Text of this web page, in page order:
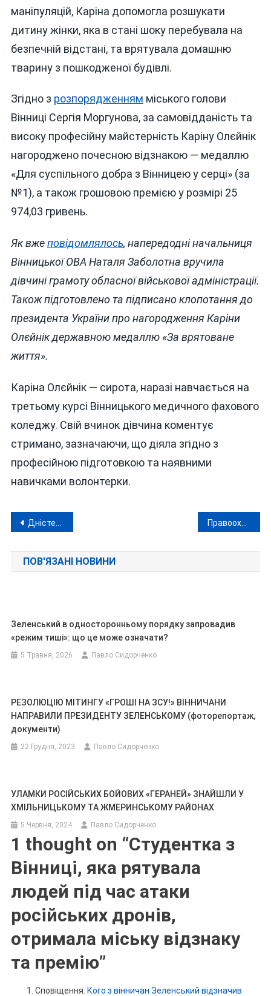
маніпуляцій, Каріна допомогла розшукати
дитину жінки, яка в стані шоку перебувала на
безпечній відстані, та врятувала домашню
тварину з пошкодженої будівлі.
Згідно з розпорядженням міського голови
Вінниці Сергія Моргунова, за самовідданість та
високу професійну майстерність Каріну Олєйнік
нагороджено почесною відзнакою — медаллю
«Для суспільного добра з Вінницею у серці» (за
№1), а також грошовою премією у розмірі 25
974,03 гривень.
Як вжеповідомлялось, напередодні начальниця
Вінницької ОВА Наталя Заболотна вручила
дівчині грамоту обласної військової адміністрації.
Також підготовлено та підписано клопотання до
президента України про нагородження Каріни
Олєйнік державною медаллю «За врятоване
життя».
Каріна Олєйнік — сирота, наразі навчається на
третьому курсі Вінницького медичного фахового
коледжу. Свій вчинок дівчина коментує
стримано, зазначаючи, що діяла згідно з
професійною підготовкою та наявними
навичками волонтерки.
Навігація
записів
Дністер очищується після атак рашистів: екологи на Вінниччині не виявили перевищення нафтопродуктів у воді Правоохоронці під час обшуків у «гнізді» вічно «юного орла» Поплавського шукали 760 мільйонів
ПОВ'ЯЗАНІ НОВИНИ
Зеленський в односторонньому порядку запровадив
«режим тиші»: що це може означати?
5 Травня, 2026 Павло Сидорченко
РЕЗОЛЮЦІЮ МІТИНГУ «ГРОШІ НА ЗСУ!» ВІННИЧАНИ
НАПРАВИЛИ ПРЕЗИДЕНТУ ЗЕЛЕНСЬКОМУ (фоторепортаж,
документи)
22 Грудня, 2023 Павло Сидорченко
УЛАМКИ РОСІЙСЬКИХ БОЙОВИХ «ГЕРАНЕЙ» ЗНАЙШЛИ У
ХМІЛЬНИЦЬКОМУ ТА ЖМЕРИНСЬКОМУ РАЙОНАХ
5 Червня, 2024 Павло Сидорченко
1 thought on “Студентка з
Вінниці, яка рятувала
людей під час атаки
російських дронів,
отримала міську відзнаку
та премію”
Сповіщення: Кого з вінничан Зеленський відзначив